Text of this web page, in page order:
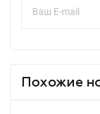
Похожие